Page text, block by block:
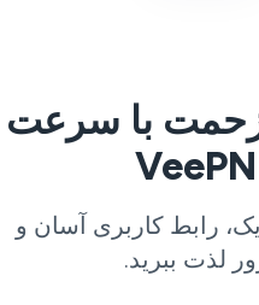
با سرعت
رابط کاربری آسان و
لذت ببرید.